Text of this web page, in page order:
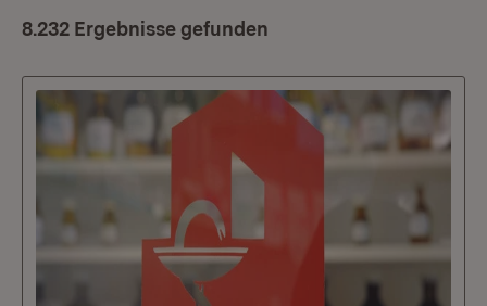
8.232 Ergebnisse gefunden